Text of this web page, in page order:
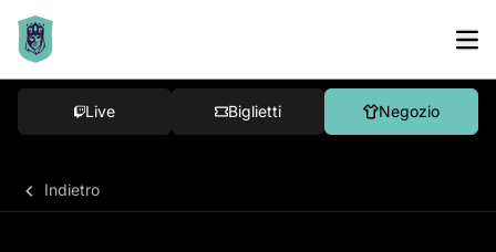
Live Biglietti Negozio
Indietro